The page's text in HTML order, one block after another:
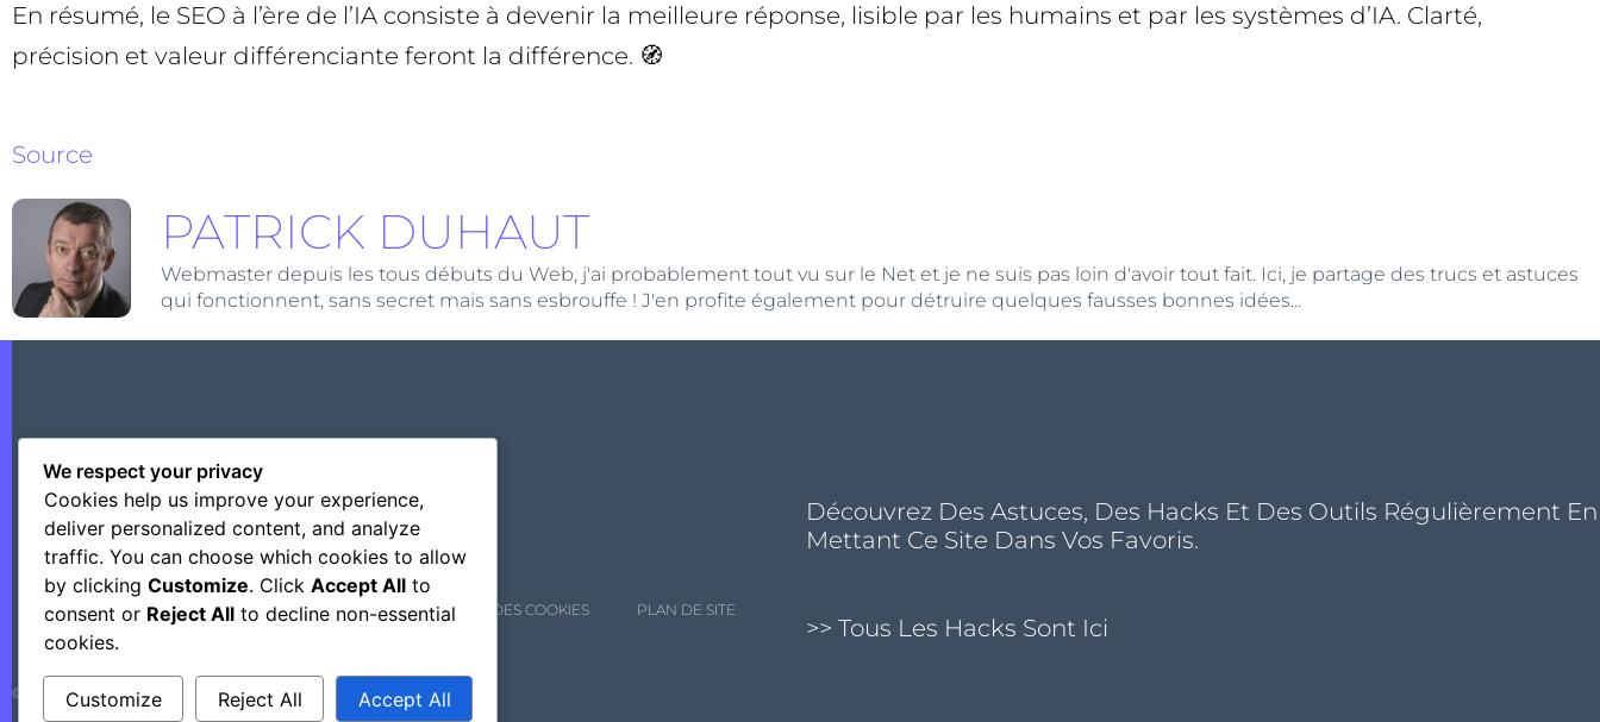
En résumé, le SEO à l’ère de l’IA consiste à devenir la meilleure réponse, lisible par les humains et par les systèmes d’IA. Clarté,
précision et valeur différenciante feront la différence. 🧭
Source
PATRICK DUHAUT
Webmaster depuis les tous débuts du Web, j'ai probablement tout vu sur le Net et je ne suis pas loin d'avoir tout fait. Ici, je partage des trucs et astuces
qui fonctionnent, sans secret mais sans esbrouffe ! J'en profite également pour détruire quelques fausses bonnes idées...
MENTIONS LÉGALES CONFIDENTIALITÉ POLITIQUE DES COOKIES PLAN DE SITE
©+2026 Outsourcing Network Intelligence
Découvrez Des Astuces, Des Hacks Et Des Outils Régulièrement En
Mettant Ce Site Dans Vos Favoris.
>> Tous Les Hacks Sont Ici
We respect your privacy
Cookies help us improve your experience,
deliver personalized content, and analyze
traffic. You can choose which cookies to allow
by clicking Customize. Click Accept All to
consent or Reject All to decline non-essential
cookies.
Customize Reject All Accept All